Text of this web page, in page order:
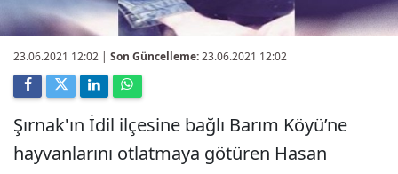
23.06.2021 12:02 | Son Güncelleme:23.06.2021 12:02
Şırnak'ın İdil ilçesine bağlı Barım Köyü’ne
hayvanlarını otlatmaya götüren Hasan